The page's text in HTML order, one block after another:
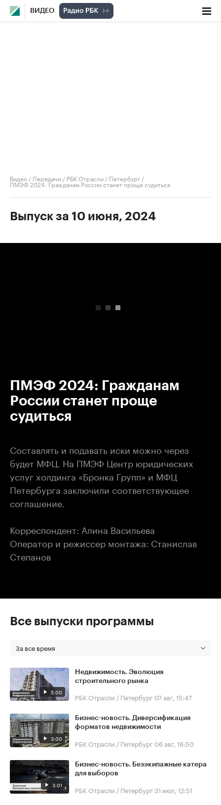
ВИДЕО
Видео / Передачи / РБК Отрасли / Петербург /
ПМЭФ 2024: Гражданам России станет проще судиться
Выпуск за 10 июня, 2024
ПМЭФ 2024: Гражданам
России станет проще
судиться
Составлять и подавать иски можно через
будет МФЦ. На ПМЭФ Центр юридических
услуг холдинга «Бронка Групп» и МФЦ
Петербурга заключили соответствующее
соглашение.
Корреспондент: Алина Васильева
Оператор и режиссер монтажа: Станислав
Степанов
Все выпуски программы
За все время
5:00
Недвижимость. Эволюция
строительного рынка
РБК Отрасли / Петербург 07 авг, 15:47
3:00
Бизнес-новость. Диверсификация
форматов недвижимости
РБК Отрасли / Петербург 06 авг, 16:50
3:01
Бизнес-новость. Безэкипажные катера
для выборов
РБК Отрасли / Петербург31 июл, 12:51